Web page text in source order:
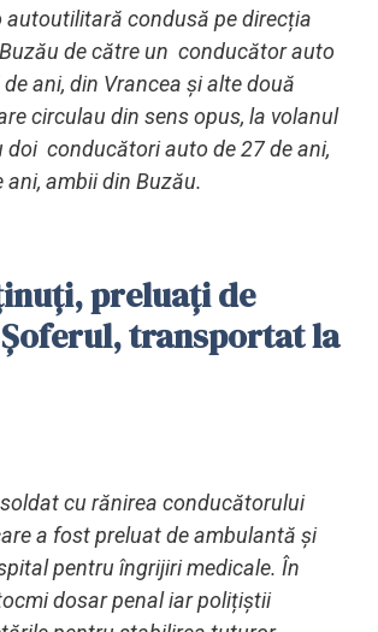
autoutilitară condusă pe direcția
de către un conducător auto
ani, din Vrancea și alte două
circulau din sens opus, la volanul
doi conducători auto de 27 de ani,
ani, ambii din Buzău.
preluați de
transportat la
cu rănirea conducătorului
a fost preluat de ambulantă și
pentru îngrijiri medicale. În
dosar penal iar polițiștii